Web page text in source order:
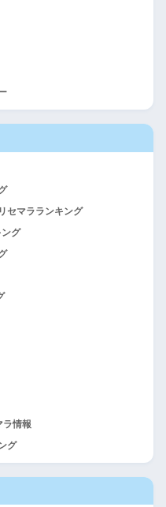
セマラランキング
グ
ラ情報
グ